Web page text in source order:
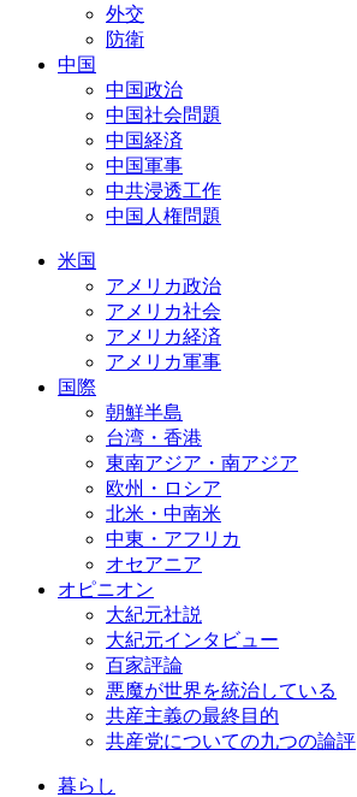
外交
防衛
中国
中国政治
中国社会問題
中国経済
中国軍事
中共浸透工作
中国人権問題
米国
アメリカ政治
アメリカ社会
アメリカ経済
アメリカ軍事
国際
朝鮮半島
台湾・香港
東南アジア・南アジア
欧州・ロシア
北米・中南米
中東・アフリカ
オセアニア
オピニオン
大紀元社説
大紀元インタビュー
百家評論
悪魔が世界を統治している
共産主義の最終目的
共産党についての九つの論評
暮らし